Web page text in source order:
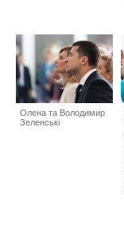
Олена та Володимир
Зеленські